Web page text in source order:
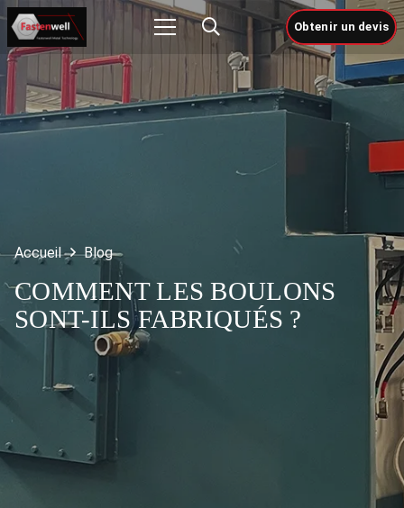
Obtenir un devis
Accueil Blog
COMMENT LES BOULONS
SONT-ILS FABRIQUÉS ?